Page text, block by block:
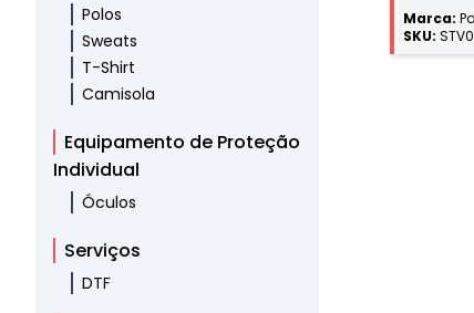
Polos
Sweats
T-Shirt
Camisola
Equipamento de Proteção
Individual
Óculos
Serviços
DTF
costuras
Marca:
SKU: